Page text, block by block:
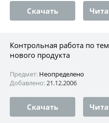
Скачать
Контрольная работа по
нового продукта
Предмет: Неопределено
Добавлено:21.12.2006
Скачать